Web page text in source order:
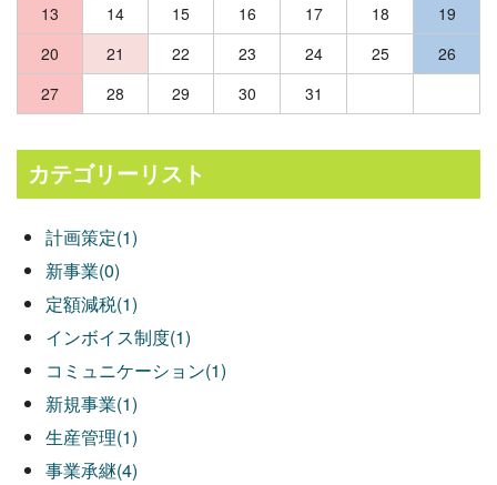
13
14 15 16 17 18
19
20
21 22 23 24 25
26
27
28 29 30 31
カテゴリーリスト
計画策定(1)
新事業(0)
定額減税(1)
インボイス制度(1)
コミュニケーション(1)
新規事業(1)
生産管理(1)
事業承継(4)